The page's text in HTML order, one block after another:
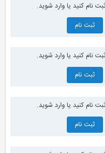
کنید یا وارد شوید.
ثبت نام
کنید یا وارد شوید.
ثبت نام
کنید یا وارد شوید.
ثبت نام